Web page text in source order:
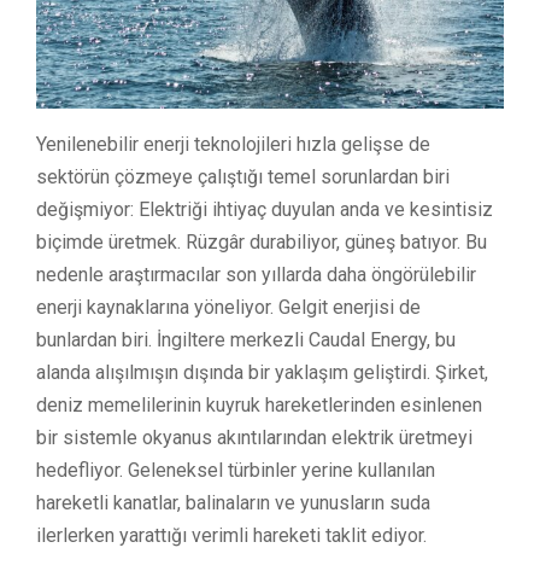
Yenilenebilir enerji teknolojileri hızla gelişse de
sektörün çözmeye çalıştığı temel sorunlardan biri
değişmiyor: Elektriği ihtiyaç duyulan anda ve kesintisiz
biçimde üretmek. Rüzgâr durabiliyor, güneş batıyor. Bu
nedenle araştırmacılar son yıllarda daha öngörülebilir
enerji kaynaklarına yöneliyor. Gelgit enerjisi de
bunlardan biri. İngiltere merkezli Caudal Energy, bu
alanda alışılmışın dışında bir yaklaşım geliştirdi. Şirket,
deniz memelilerinin kuyruk hareketlerinden esinlenen
bir sistemle okyanus akıntılarından elektrik üretmeyi
hedefliyor. Geleneksel türbinler yerine kullanılan
hareketli kanatlar, balinaların ve yunusların suda
ilerlerken yarattığı verimli hareketi taklit ediyor.